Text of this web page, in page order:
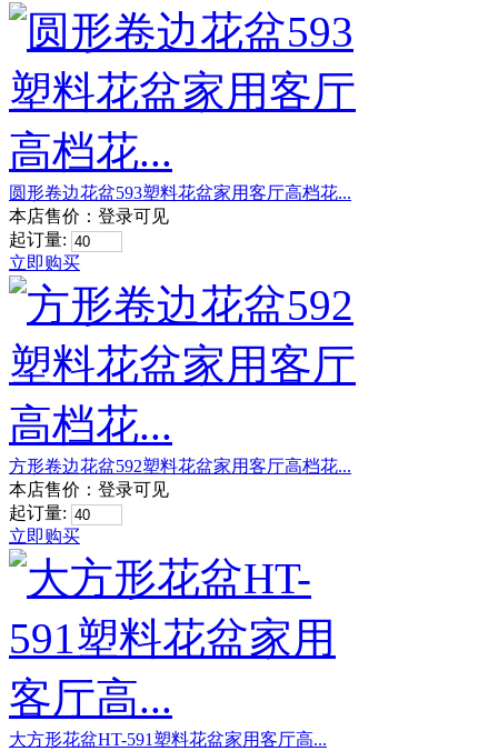
圆形卷边花盆593塑料花盆家用客厅高档花...
本店售价： 登录可见
起订量:
立即购买
方形卷边花盆592塑料花盆家用客厅高档花...
本店售价： 登录可见
起订量:
立即购买
大方形花盆HT-591塑料花盆家用客厅高...